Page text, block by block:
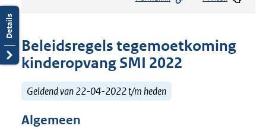
Beleidsregels tegemoetkoming
kinderopvang SMI 2022
Geldend van 22-04-2022 t/m heden
Algemeen